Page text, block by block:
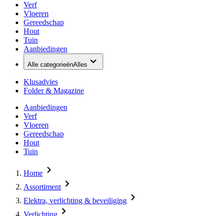
Verf
Vloeren
Gereedschap
Hout
Tuin
Aanbiedingen
Alle categorieënAlles
Klusadvies
Folder & Magazine
Aanbiedingen
Verf
Vloeren
Gereedschap
Hout
Tuin
Home
Assortiment
Elektra, verlichting & beveiliging
Verlichting